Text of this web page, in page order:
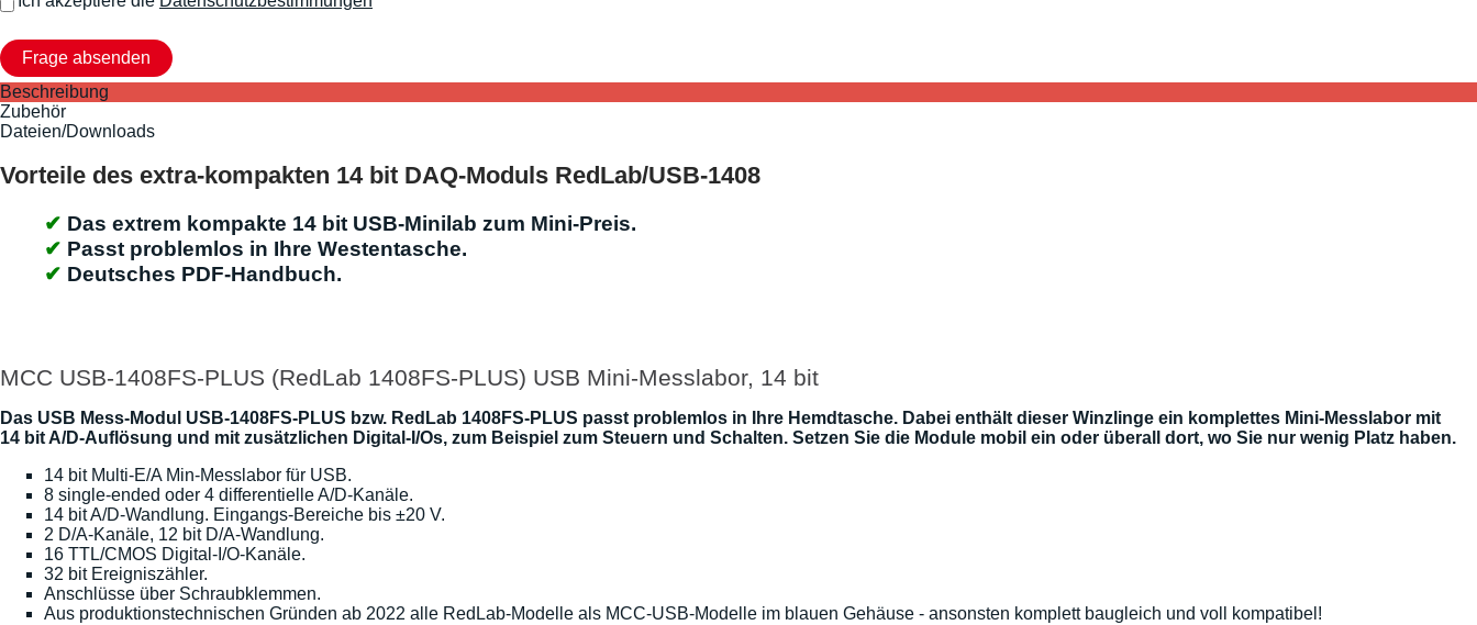
Beschreibung
Zubehör
Dateien/Downloads
Vorteile des extra-kompakten 14 bit DAQ-Moduls RedLab/USB-1408
Das extrem kompakte 14 bit USB-Minilab zum Mini-Preis.
Passt problemlos in Ihre Westentasche.
Deutsches PDF-Handbuch.
MCC USB-1408FS-PLUS (RedLab 1408FS-PLUS) USB Mini-Messlabor, 14 bit
Das USB Mess-Modul USB-1408FS-PLUS bzw. RedLab 1408FS-PLUS passt problemlos in Ihre Hemdtasche. Dabei enthält dieser Winzlinge ein komplettes Mini-Messlabor mit
14 bit A/D-Auflösung und mit zusätzlichen Digital-I/Os, zum Beispiel zum Steuern und Schalten. Setzen Sie die Module mobil ein oder überall dort, wo Sie nur wenig Platz haben.
14 bit Multi-E/A Min-Messlabor für USB.
8 single-ended oder 4 differentielle A/D-Kanäle.
14 bit A/D-Wandlung. Eingangs-Bereiche bis ±20 V.
2 D/A-Kanäle, 12 bit D/A-Wandlung.
16 TTL/CMOS Digital-I/O-Kanäle.
32 bit Ereigniszähler.
Anschlüsse über Schraubklemmen.
Aus produktionstechnischen Gründen ab 2022 alle RedLab-Modelle als MCC-USB-Modelle im blauen Gehäuse - ansonsten komplett baugleich und voll kompatibel!